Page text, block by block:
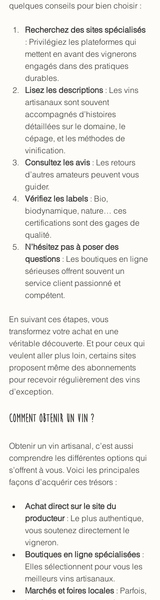
quelques conseils pour bien choisir :
Recherchez des sites spécialisés
: Privilégiez les plateformes qui
mettent en avant des vignerons
engagés dans des pratiques
durables.
Lisez les descriptions : Les vins
artisanaux sont souvent
accompagnés d’histoires
détaillées sur le domaine, le
cépage, et les méthodes de
vinification.
Consultez les avis : Les retours
d’autres amateurs peuvent vous
guider.
Vérifiez les labels : Bio,
biodynamique, nature… ces
certifications sont des gages de
qualité.
N’hésitez pas à poser des
questions : Les boutiques en ligne
sérieuses offrent souvent un
service client passionné et
compétent.
En suivant ces étapes, vous
transformez votre achat en une
véritable découverte. Et pour ceux qui
veulent aller plus loin, certains sites
proposent même des abonnements
pour recevoir régulièrement des vins
d’exception.
Comment obtenir un vin ?
Obtenir un vin artisanal, c’est aussi
comprendre les différentes options qui
s’offrent à vous. Voici les principales
façons d’acquérir ces trésors :
Achat direct sur le site du
producteur : Le plus authentique,
vous soutenez directement le
vigneron.
Boutiques en ligne spécialisées :
Elles sélectionnent pour vous les
meilleurs vins artisanaux.
Marchés et foires locales : Parfois,